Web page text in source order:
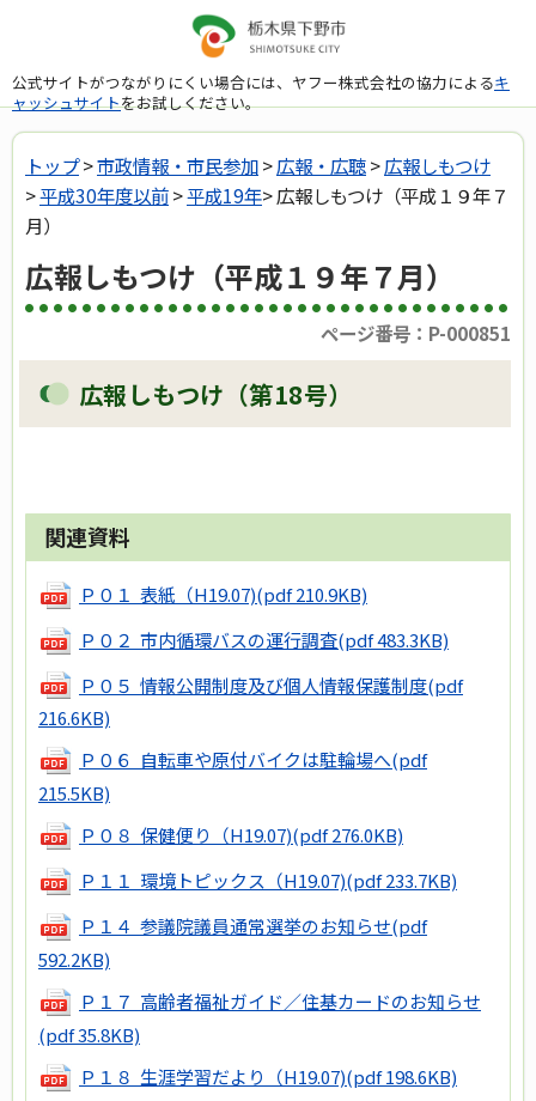
公式サイトがつながりにくい場合には、ヤフー株式会社の協力によるキ
ャッシュサイトをお試しください。
トップ>市政情報・市民参加>広報・広聴>広報しもつけ
>平成30年度以前>平成19年> 広報しもつけ（平成１９年７
月）
広報しもつけ（平成１９年７月）
ページ番号：P-000851
広報しもつけ（第18号）
関連資料
Ｐ０１ 表紙（H19.07)(pdf 210.9KB)
Ｐ０２ 市内循環バスの運行調査(pdf 483.3KB)
Ｐ０５ 情報公開制度及び個人情報保護制度(pdf
216.6KB)
Ｐ０６ 自転車や原付バイクは駐輪場へ(pdf
215.5KB)
Ｐ０８ 保健便り（H19.07)(pdf 276.0KB)
Ｐ１１ 環境トピックス（H19.07)(pdf 233.7KB)
Ｐ１４ 参議院議員通常選挙のお知らせ(pdf
592.2KB)
Ｐ１７ 高齢者福祉ガイド／住基カードのお知らせ
(pdf 35.8KB)
Ｐ１８ 生涯学習だより（H19.07)(pdf 198.6KB)